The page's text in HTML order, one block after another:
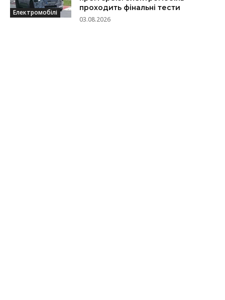
Електромобілі
проходить фінальні тести
03.08.2026